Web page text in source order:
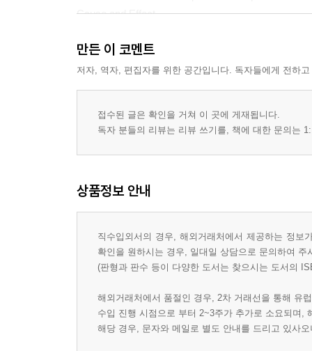
Cause and Effect
Contrast
Comparison
Vocabulary Check-Out
Test 1: Reviewing the Key Points
Test 3: Sentence Connections
3. From Topics to Main Ideas
What's the Topic?
What's the Main Idea?
Vocabulary Check-Out
Rounding Up the Keys
만든 이 코멘트
저자, 역자, 편집자를 위한 공간입니다. 독자들에게 전하
접수된 글은 확인을 거쳐 이 곳에 게재됩니다.
독자 분들의 리뷰는 리뷰 쓰기를, 책에 대한 문의는
상품정보 안내
직수입외서의 경우, 해외거래처에서 제공하는 정
확인을 원하시는 경우, 일대일 상담으로 문의하여 주
(판형과 판수 등이 다양한 도서는 찾으시는 도서의
해외거래처에서 품절인 경우, 2차 거래선을 통해 유
수입 진행 시점으로 부터 2~3주가 추가로 소요되며,
해당 경우, 문자와 메일로 별도 안내를 드리고 있사